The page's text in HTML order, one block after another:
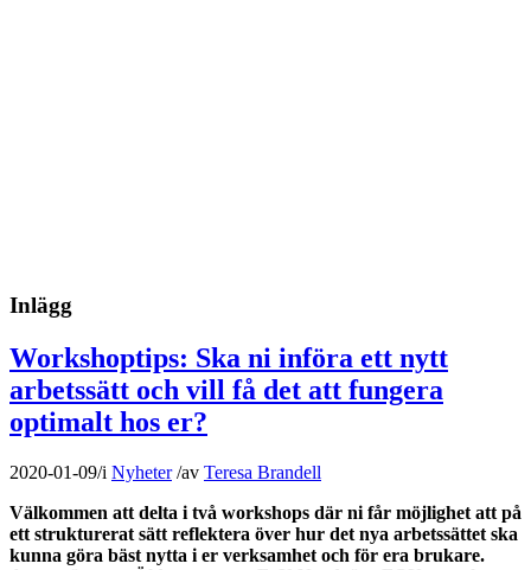
Inlägg
Workshoptips: Ska ni införa ett nytt
arbetssätt och vill få det att fungera
optimalt hos er?
2020-01-09/i Nyheter /av Teresa Brandell
Välkommen att delta i två workshops där ni får möjlighet att på
ett strukturerat sätt reflektera över hur det nya arbetssättet ska
kunna göra bäst nytta i er verksamhet och för era brukare.